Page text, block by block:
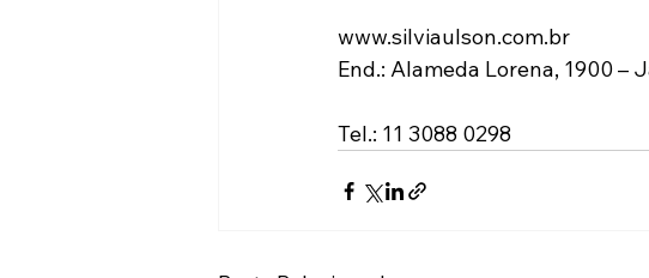
www.silviaulson.com.br
End.: Alameda Lorena, 1900 –
Tel.: 11 3088 0298